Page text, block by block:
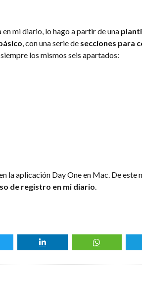
en mi diario, lo hago a partir de una
, con una serie de secciones para
los mismos seis apartados:
la aplicación Day One en Mac. De este
de registro en mi diario.